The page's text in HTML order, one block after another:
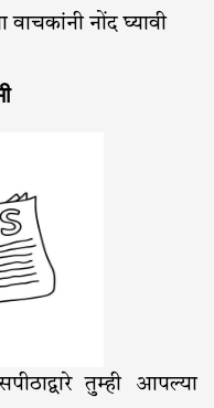
वाचकांनी नोंद घ्यावी
तुम्ही आपल्या